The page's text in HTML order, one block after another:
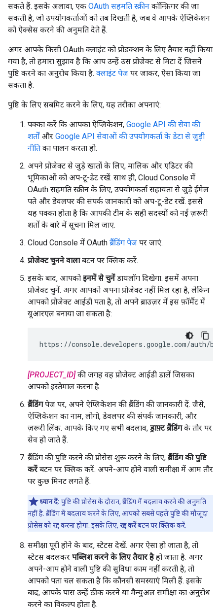
सकते हैं. इसके अलावा, एक OAuth सहमति स्क्रीन कॉन्फ़िगर की जा
सकती है, जो उपयोगकर्ताओं को तब दिखती है, जब वे आपके ऐप्लिकेशन
को ऐक्सेस करने की अनुमति देते हैं.
अगर आपके किसी OAuth क्लाइंट को प्रोडक्शन के लिए तैयार नहीं किया
गया है, तो हमारा सुझाव है कि आप उन्हें उस प्रोजेक्ट से मिटा दें जिसने
पुष्टि करने का अनुरोध किया है. क्लाइंट पेज पर जाकर, ऐसा किया जा
सकता है.
पुष्टि के लिए सबमिट करने के लिए, यह तरीका अपनाएं:
पक्का करें कि आपका ऐप्लिकेशन, Google API की सेवा की
शर्तोंऔर Google API सेवाओं की उपयोगकर्ता के डेटा से जुड़ी
नीति का पालन करता हो.
अपने प्रोजेक्ट से जुड़े खातों के लिए, मालिक और एडिटर की
भूमिकाओं को अप-टू-डेट रखें. साथ ही, Cloud Console में
OAuth सहमति स्क्रीन के लिए, उपयोगकर्ता सहायता से जुड़े ईमेल
पते और डेवलपर की संपर्क जानकारी को अप-टू-डेट रखें. इससे
यह पक्का होता है कि आपकी टीम के सही सदस्यों को नई ज़रूरी
शर्तों के बारे में सूचना मिल जाए.
Cloud Console में OAuth ब्रैंडिंग पेज पर जाएं.
प्रोजेक्ट चुनने वालाबटन पर क्लिक करें.
इसके बाद, आपको इनमें से चुनेंडायलॉग दिखेगा. इसमें अपना
प्रोजेक्ट चुनें. अगर आपको अपना प्रोजेक्ट नहीं मिल रहा है, लेकिन
आपको प्रोजेक्ट आईडी पता है, तो अपने ब्राउज़र में इस फ़ॉर्मैट में
यूआरएल बनाया जा सकता है:
https://console.developers.google.com/auth/
[PROJECT_ID]की जगह वह प्रोजेक्ट आईडी डालें जिसका
आपको इस्तेमाल करना है.
ब्रैंडिंगपेज पर, अपने ऐप्लिकेशन की ब्रैंडिंग की जानकारी दें. जैसे,
ऐप्लिकेशन का नाम, लोगो, डेवलपर की संपर्क जानकारी, और
ज़रूरी लिंक. आपके किए गए सभी बदलाव, ड्राफ़्ट ब्रैंडिंगके तौर पर
सेव हो जाते हैं.
ब्रैंडिंग की पुष्टि करने की प्रोसेस शुरू करने के लिए, ब्रैंडिंग की पुष्टि
करेंबटन पर क्लिक करें. अपने-आप होने वाली समीक्षा में आम तौर
पर कुछ मिनट लगते हैं.
ध्यान दें: पुष्टि की प्रोसेस के दौरान, ब्रैंडिंग में बदलाव करने की अनुमति
नहीं है. ब्रैंडिंग में बदलाव करने के लिए, आपको सबसे पहले पुष्टि की मौजूदा
प्रोसेस को रद्द करना होगा. इसके लिए, रद्द करेंबटन पर क्लिक करें.
समीक्षा पूरी होने के बाद, स्टेटस देखें. अगर ऐसा हो जाता है, तो
स्टेटस बदलकर पब्लिश करने के लिए तैयार हैहो जाता है. अगर
अपने-आप होने वाली पुष्टि की सुविधा काम नहीं करती है, तो
आपको पता चल सकता है कि कौनसी समस्याएं मिली हैं. इसके
बाद, आपके पास उन्हें ठीक करने या मैन्युअल समीक्षा का अनुरोध
करने का विकल्प होता है.